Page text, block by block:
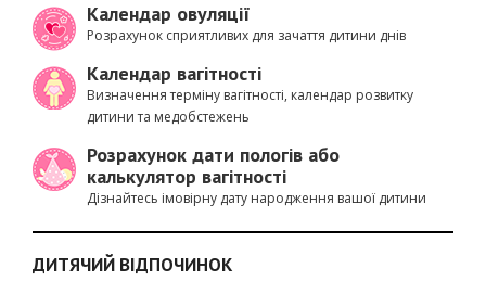
Календар овуляції
Розрахунок сприятливих для зачаття дитини днів
Календар вагітності
Визначення терміну вагітності, календар розвитку
дитини та медобстежень
Розрахунок дати пологів або
калькулятор вагітності
Дізнайтесь імовірну дату народження вашої дитини
ДИТЯЧИЙ ВІДПОЧИНОК